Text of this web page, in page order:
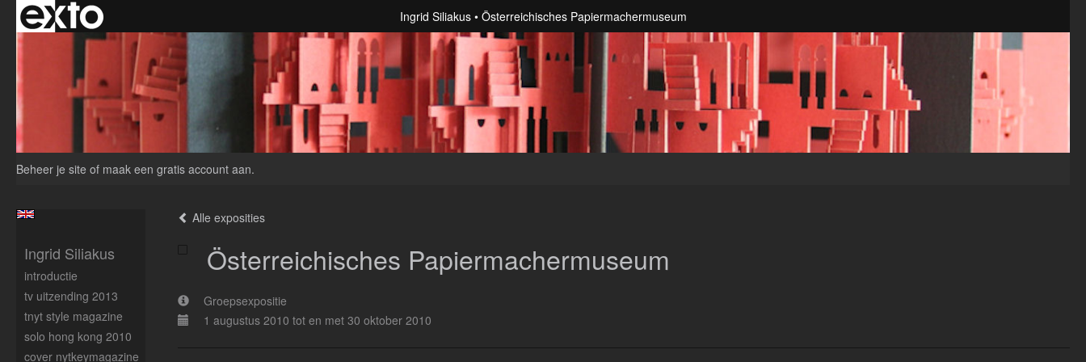
Ingrid Siliakus Österreichisches Papiermachermuseum
Beheer je site of maak een gratis account aan.
Alle exposities
Österreichisches Papiermachermuseum
Groepsexpositie
1 augustus 2010 tot en met 30 oktober 2010
Ingrid Siliakus
introductie
tv uitzending 2013
tnyt style magazine
solo hong kong 2010
cover nytkeymagazine